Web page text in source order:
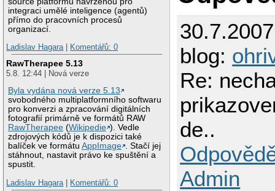
integraci umělé inteligence (agentů)
přímo do pracovních procesů
organizací.
Ladislav Hagara| Komentářů: 0
RawTherapee 5.13
5.8. 12:44 | Nová verze
Byla vydána nová verze 5.13
svobodného multiplatformního softwaru
pro konverzi a zpracování digitálních
fotografií primárně ve formátů RAW
RawTherapee (Wikipedie ). Vedle
zdrojových kódů je k dispozici také
balíček ve formátuAppImage . Stačí jej
stáhnout, nastavit právo ke spuštění a
spustit.
Ladislav Hagara| Komentářů: 0
blog:
Re:
de..
Admin